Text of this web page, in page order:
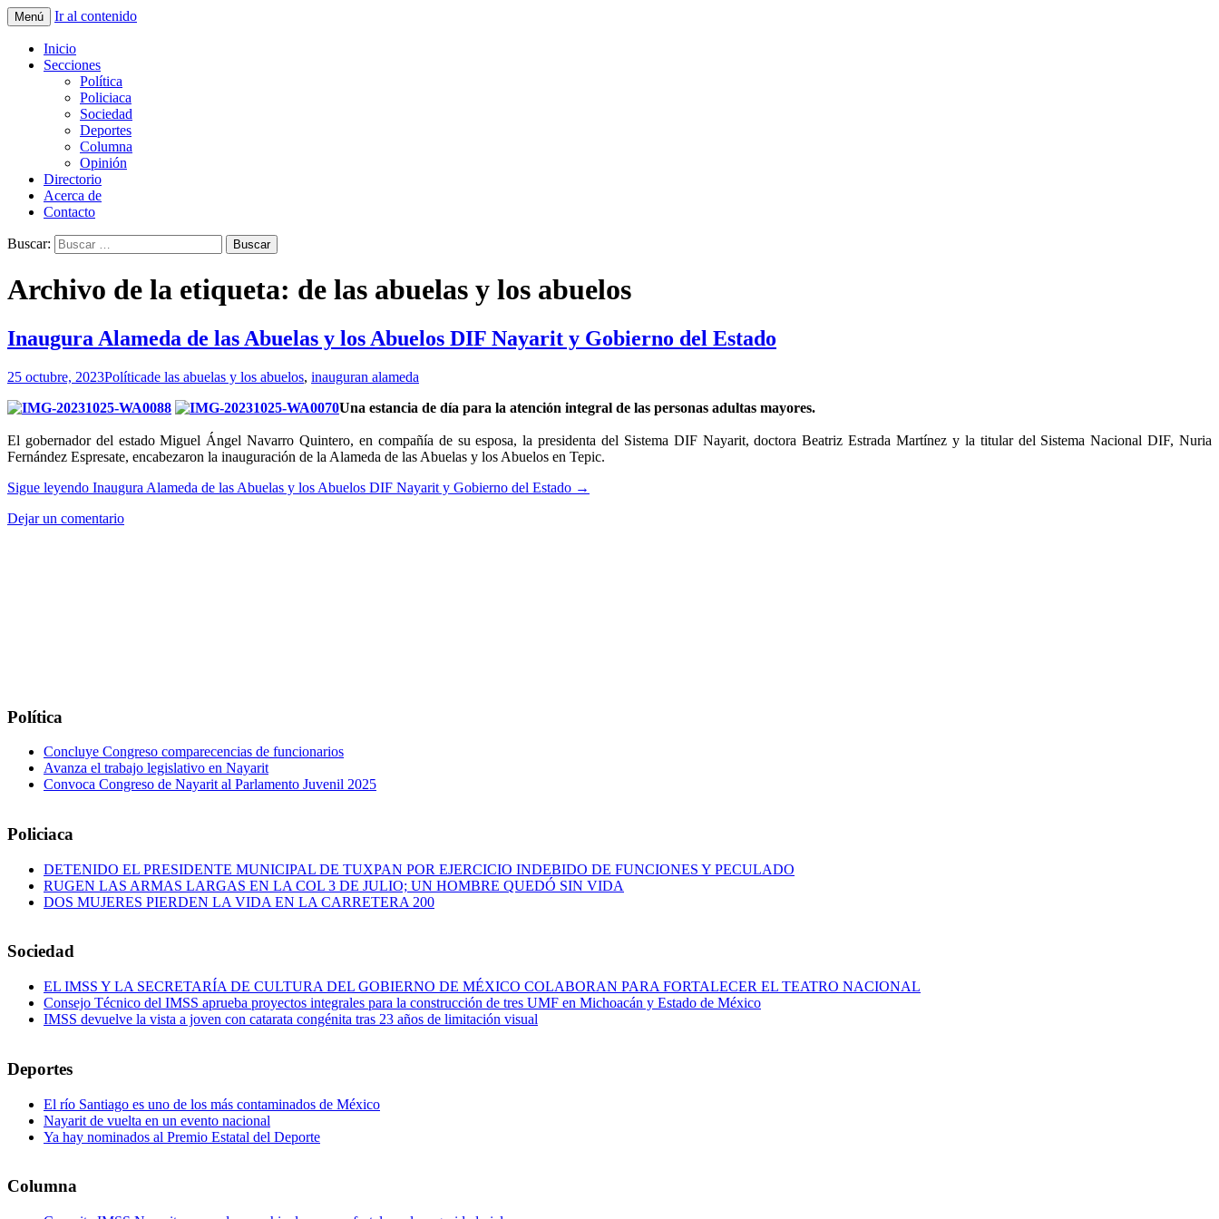
La Yunta de Tepic
Menú Ir al contenido
Inicio
Secciones
Política
Policiaca
Sociedad
Deportes
Columna
Opinión
Directorio
Acerca de
Contacto
Buscar:
Archivo de la etiqueta: de las abuelas y los abuelos
Inaugura Alameda de las Abuelas y los Abuelos DIF Nayarit y Gobierno del Estado
25 octubre, 2023Políticade las abuelas y los abuelos, inauguran alameda
Una estancia de día para la atención integral de las personas adultas mayores.
El gobernador del estado Miguel Ángel Navarro Quintero, en compañía de su esposa, la presidenta del Sistema DIF Nayarit, doctora Beatriz Estrada Martínez y la titular del Sistema Nacional DIF, Nuria
Fernández Espresate, encabezaron la inauguración de la Alameda de las Abuelas y los Abuelos en Tepic.
Sigue leyendo Inaugura Alameda de las Abuelas y los Abuelos DIF Nayarit y Gobierno del Estado →
Dejar un comentario
Política
Concluye Congreso comparecencias de funcionarios
Avanza el trabajo legislativo en Nayarit
Convoca Congreso de Nayarit al Parlamento Juvenil 2025
Policiaca
DETENIDO EL PRESIDENTE MUNICIPAL DE TUXPAN POR EJERCICIO INDEBIDO DE FUNCIONES Y PECULADO
RUGEN LAS ARMAS LARGAS EN LA COL 3 DE JULIO; UN HOMBRE QUEDÓ SIN VIDA
DOS MUJERES PIERDEN LA VIDA EN LA CARRETERA 200
Sociedad
EL IMSS Y LA SECRETARÍA DE CULTURA DEL GOBIERNO DE MÉXICO COLABORAN PARA FORTALECER EL TEATRO NACIONAL
Consejo Técnico del IMSS aprueba proyectos integrales para la construcción de tres UMF en Michoacán y Estado de México
IMSS devuelve la vista a joven con catarata congénita tras 23 años de limitación visual
Deportes
El río Santiago es uno de los más contaminados de México
Nayarit de vuelta en un evento nacional
Ya hay nominados al Premio Estatal del Deporte
Columna